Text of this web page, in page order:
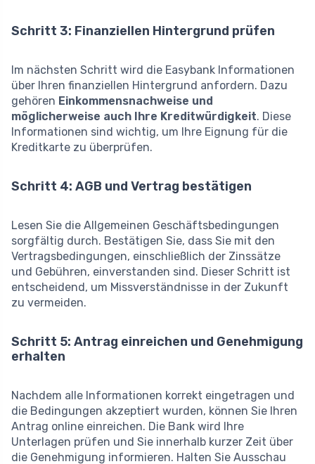
Schritt 3: Finanziellen Hintergrund prüfen
Im nächsten Schritt wird die Easybank Informationen
über Ihren finanziellen Hintergrund anfordern. Dazu
gehören Einkommensnachweise und
möglicherweise auch Ihre Kreditwürdigkeit. Diese
Informationen sind wichtig, um Ihre Eignung für die
Kreditkarte zu überprüfen.
Schritt 4: AGB und Vertrag bestätigen
Lesen Sie die Allgemeinen Geschäftsbedingungen
sorgfältig durch. Bestätigen Sie, dass Sie mit den
Vertragsbedingungen, einschließlich der Zinssätze
und Gebühren, einverstanden sind. Dieser Schritt ist
entscheidend, um Missverständnisse in der Zukunft
zu vermeiden.
Schritt 5: Antrag einreichen und Genehmigung
erhalten
Nachdem alle Informationen korrekt eingetragen und
die Bedingungen akzeptiert wurden, können Sie Ihren
Antrag online einreichen. Die Bank wird Ihre
Unterlagen prüfen und Sie innerhalb kurzer Zeit über
die Genehmigung informieren. Halten Sie Ausschau